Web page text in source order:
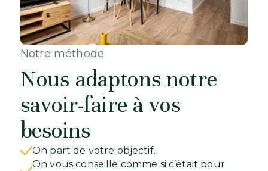
Notre méthode
Nous adaptons notre
savoir-faire à vos
besoins
On part de votre objectif.
On vous conseille comme si c’était pour